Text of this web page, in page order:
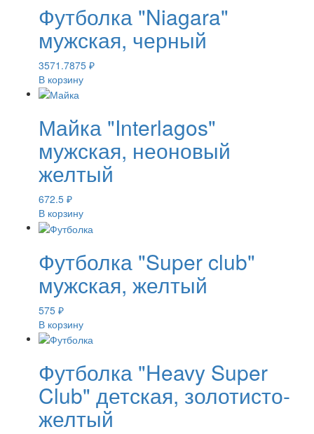
Футболка "Niagara"
мужская, черный
3571.7875 ₽
В корзину
Майка "Interlagos"
мужская, неоновый
желтый
672.5 ₽
В корзину
Футболка "Super club"
мужская, желтый
575 ₽
В корзину
Футболка "Heavy Super
Club" детская, золотисто-
желтый